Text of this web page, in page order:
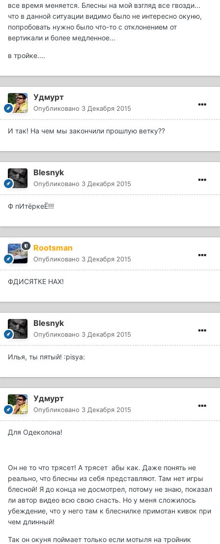
все время меняется. Блесны на мой взгляд все гвозди...
что в данной ситуации видимо было не интересно окуню,
попробовать нужно было что-то с отклонением от
вертикали и более медленное...
в тройке....
Удмурт
Опубликовано 3 Декабря 2015
И так! На чем мы закончили прошлую ветку??
Blesnyk
Опубликовано 3 Декабря 2015
Ф пИтёркеЁ!!!
Rootsman
Опубликовано 3 Декабря 2015
ФДИСЯТКЕ НАХ!
Blesnyk
Опубликовано 3 Декабря 2015
Илья, ты пятый! :pisya:
Удмурт
Опубликовано 3 Декабря 2015
Для Одеколона!
Он не то что трясет! А трясет абы как. Даже понять не
реально, что блесны из себя представляют. Там нет игры
блесной! Я до конца не досмотрел, потому не знаю, показал
ли автор видео всю свою снасть. Но у меня сложилось
убеждение, что у него там к блеснилке примотан кивок при
чем длинный!
Так он окуня поймает только если мотыля на тройник